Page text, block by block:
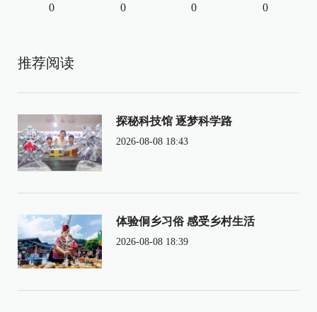
0 0 0 0
推荐阅读
探秘科技馆 逐梦科学路
2026-08-08 18:43
体验侗乡习俗 感受乡村生活
2026-08-08 18:39